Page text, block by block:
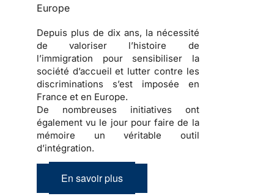
Europe
Depuis plus de dix ans, la nécessité
de valoriser l’histoire de
l’immigration pour sensibiliser la
société d’accueil et lutter contre les
discriminations s’est imposée en
France et en Europe.
De nombreuses initiatives ont
également vu le jour pour faire de la
mémoire un véritable outil
d’intégration.
En savoir plus